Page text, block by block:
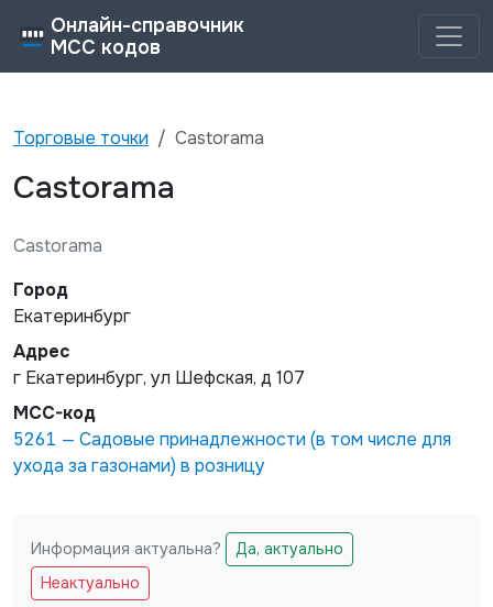
Онлайн-справочник
MCC кодов
Торговые точки Castorama
Castorama
Castorama
Город
Екатеринбург
Адрес
г Екатеринбург, ул Шефская, д 107
MCC-код
5261 — Садовые принадлежности (в том числе для
ухода за газонами) в розницу
Не заполняйте это поле
Информация актуальна?
Да, актуально
Неактуально